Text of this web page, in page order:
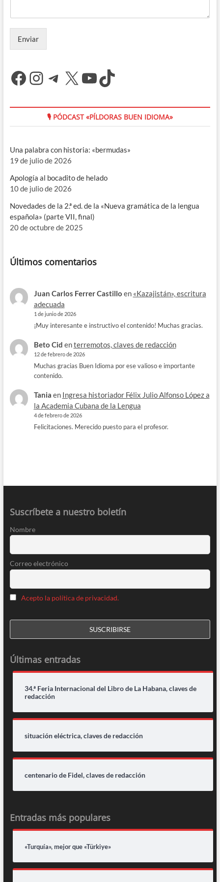
Enviar
Facebook
Instagram
Telegram
X YouTube
TikTok
🎙 PÓDCAST «PÍLDORAS BUEN IDIOMA»
Una palabra con historia: «bermudas»
19 de julio de 2026
Apología al bocadito de helado
10 de julio de 2026
Novedades de la 2.ª ed. de la «Nueva gramática de la lengua
española» (parte VII, final)
20 de octubre de 2025
Últimos comentarios
Juan Carlos Ferrer Castillo en «Kazajistán», escritura
adecuada
1 de junio de 2026
¡Muy interesante e instructivo el contenido! Muchas gracias.
Beto Cid enterremotos, claves de redacción
12 de febrero de 2026
Muchas gracias Buen Idioma por ese valioso e importante
contenido.
Tania en Ingresa historiador Félix Julio Alfonso López a
la Academia Cubana de la Lengua
4 de febrero de 2026
Felicitaciones. Merecido puesto para el profesor.
Suscríbete a nuestro boletín
Nombre
Correo electrónico
Acepto la política de privacidad.
Últimas entradas
34.ª Feria Internacional del Libro de La Habana, claves de
redacción
situación eléctrica, claves de redacción
centenario de Fidel, claves de redacción
Entradas más populares
«Turquía», mejor que «Türkiye»